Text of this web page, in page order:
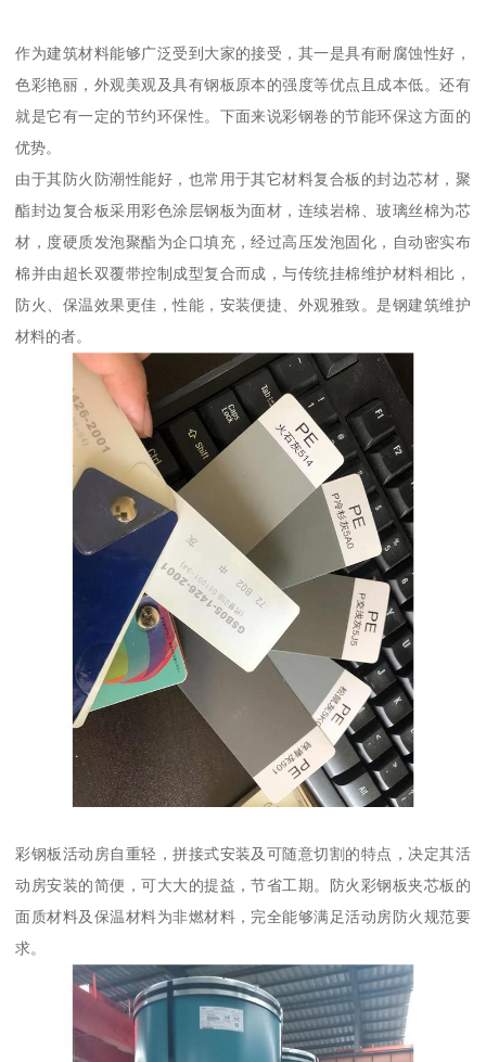
作为建筑材料能够广泛受到大家的接受，其一是具有耐腐蚀性好，
色彩艳丽，外观美观及具有钢板原本的强度等优点且成本低。还有
就是它有一定的节约环保性。下面来说彩钢卷的节能环保这方面的
优势。
由于其防火防潮性能好，也常用于其它材料复合板的封边芯材，聚
酯封边复合板采用彩色涂层钢板为面材，连续岩棉、玻璃丝棉为芯
材，度硬质发泡聚酯为企口填充，经过高压发泡固化，自动密实布
棉并由超长双覆带控制成型复合而成，与传统挂棉维护材料相比，
防火、保温效果更佳，性能，安装便捷、外观雅致。是钢建筑维护
材料的者。
彩钢板活动房自重轻，拼接式安装及可随意切割的特点，决定其活
动房安装的简便，可大大的提益，节省工期。防火彩钢板夹芯板的
面质材料及保温材料为非燃材料，完全能够满足活动房防火规范要
求。